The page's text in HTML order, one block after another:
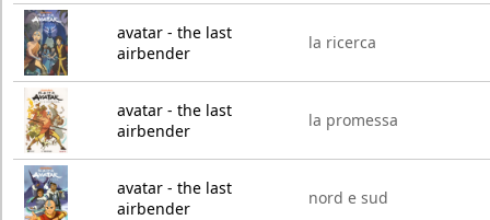
avatar - the last
airbender
la ricerca
avatar - the last
airbender
la promessa
avatar - the last
airbender
nord e sud